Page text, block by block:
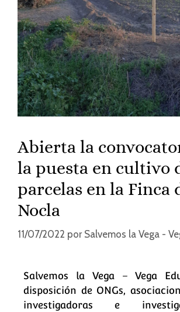
Abierta la
la puesta en cultivo
parcelas en la Finca
Nocla
11/07/2022 por Salvemos la Vega -
Salvemos la Vega – Vega
disposición de ONGs,
investigadoras e